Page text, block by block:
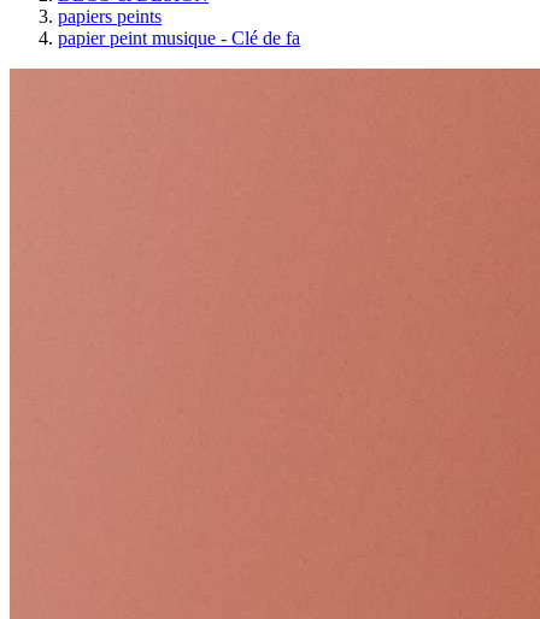
papiers peints
papier peint musique - Clé de fa